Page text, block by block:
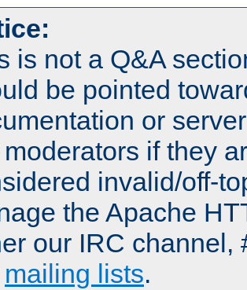
is not a Q&A
be pointed
or
if they
invalid/off-
the Apache
our IRC channel,
mailing lists.